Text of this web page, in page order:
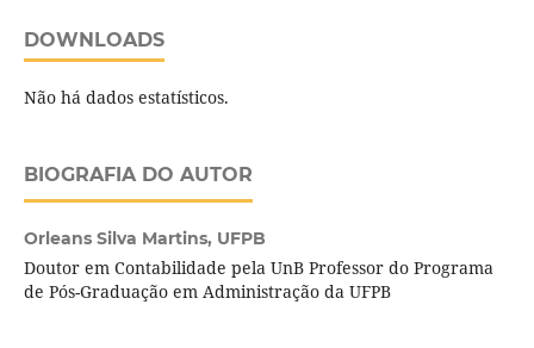
DOWNLOADS
Não há dados estatísticos.
BIOGRAFIA DO AUTOR
Orleans Silva Martins, UFPB
Doutor em Contabilidade pela UnB Professor do Programa
de Pós-Graduação em Administração da UFPB